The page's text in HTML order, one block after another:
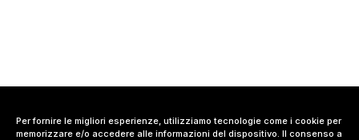
Per fornire le migliori esperienze, utilizziamo tecnologie come i cookie per
memorizzare e/o accedere alle informazioni del dispositivo. Il consenso a